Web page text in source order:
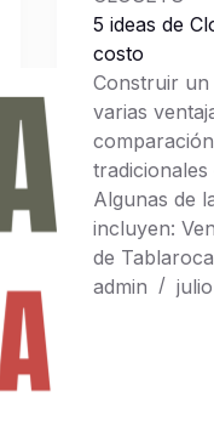
5 ideas de
costo
Construir
varias
Algunas de
incluyen:
de
admin